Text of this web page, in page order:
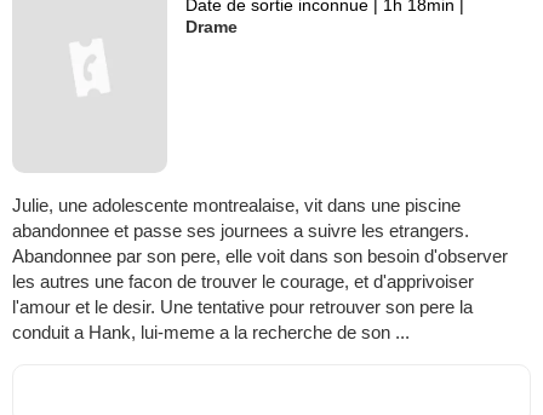
Date de sortie inconnue | 1h 18min |
Drame
Julie, une adolescente montrealaise, vit dans une piscine
abandonnee et passe ses journees a suivre les etrangers.
Abandonnee par son pere, elle voit dans son besoin d'observer
les autres une facon de trouver le courage, et d'apprivoiser
l'amour et le desir. Une tentative pour retrouver son pere la
conduit a Hank, lui-meme a la recherche de son ...